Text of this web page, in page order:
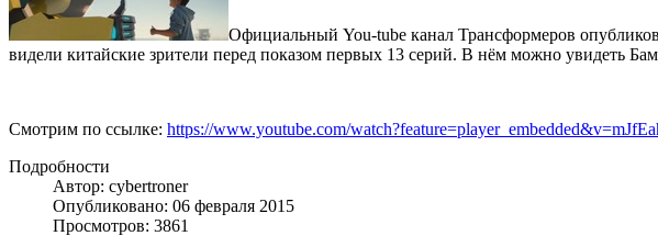
Официальный You-tube канал Трансформеров
видели китайские зрители перед показом первых 13 серий. В нём можно увидеть
Смотрим по ссылке: https://www.youtube.com/
Подробности
Автор: cybertroner
Опубликовано: 06 февраля 2015
Просмотров: 3861